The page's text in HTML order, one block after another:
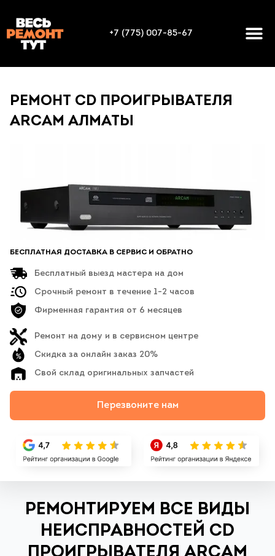
+7 (775) 007-85-67
РЕМОНТ CD ПРОИГРЫВАТЕЛЯ
ARCAM АЛМАТЫ
БЕСПЛАТНАЯ ДОСТАВКА В СЕРВИС И ОБРАТНО
Бесплатный выезд мастера на дом
Срочный ремонт в течение 1-2 часов
Фирменная гарантия от 6 месяцев
Ремонт на дому и в сервисном центре
Скидка за онлайн заказ 20%
Свой склад оригинальных запчастей
Перезвоните нам
РЕМОНТИРУЕМ ВСЕ ВИДЫ
НЕИСПРАВНОСТЕЙ CD